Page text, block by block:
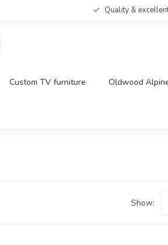
Quality &
Custom TV furniture Oldwood
Show: